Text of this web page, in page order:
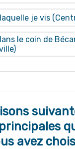
je vis
le coin de
avez